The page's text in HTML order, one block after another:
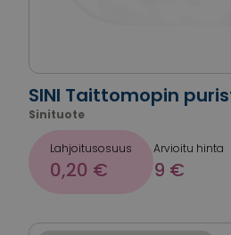
SINI Taittomopin
Sinituote
Lahjoitusosuus
0,20 €
Arvioitu hinta
9 €